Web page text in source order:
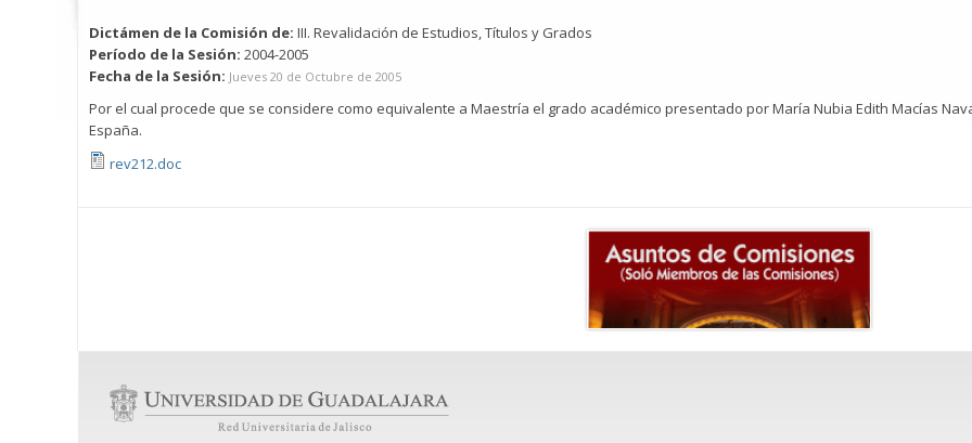
Dictámen de la Comisión de: III. Revalidación de Estudios, Títulos y Grados
Período de la Sesión: 2004-2005
Fecha de la Sesión: Jueves 20 de Octubre de 2005
Por el cual procede que se considere como equivalente a Maestría el grado académico presentado por María Nubia Edith Macías
España.
rev212.doc